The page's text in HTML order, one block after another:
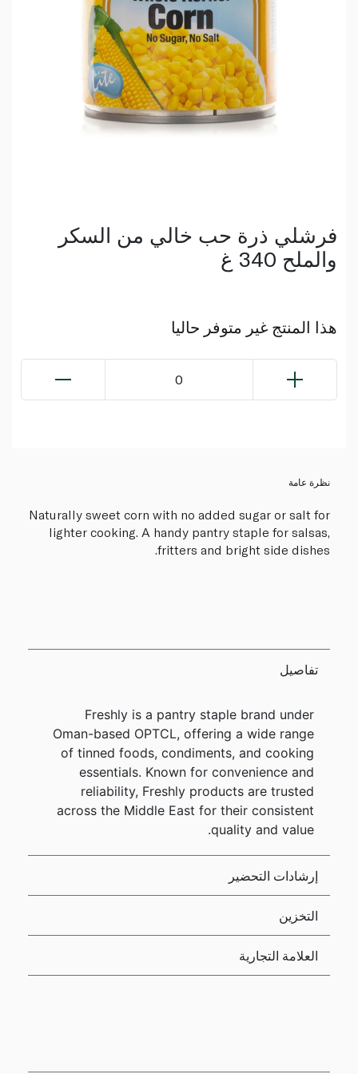
فرشلي ذرة حب خالي من السكر
والملح 340 غ
هذا المنتج غير متوفر حاليا
0
نظرة عامة
Naturally sweet corn with no added sugar or salt for
lighter cooking. A handy pantry staple for salsas,
fritters and bright side dishes.
تفاصيل
Freshly is a pantry staple brand under
Oman-based OPTCL, offering a wide range
of tinned foods, condiments, and cooking
essentials. Known for convenience and
reliability, Freshly products are trusted
across the Middle East for their consistent
quality and value.
إرشادات التحضير
التخزين
العلامة التجارية